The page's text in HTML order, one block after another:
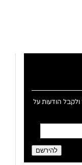
הודעות על
להירשם